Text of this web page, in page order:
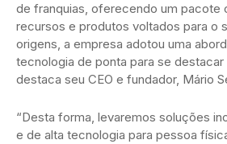
de franquias, oferecendo um pacote
recursos e produtos voltados para o
origens, a empresa adotou uma
tecnologia de ponta para se
destaca seu CEO e fundador, Mário
“Desta forma, levaremos soluções
e de alta tecnologia para pessoa